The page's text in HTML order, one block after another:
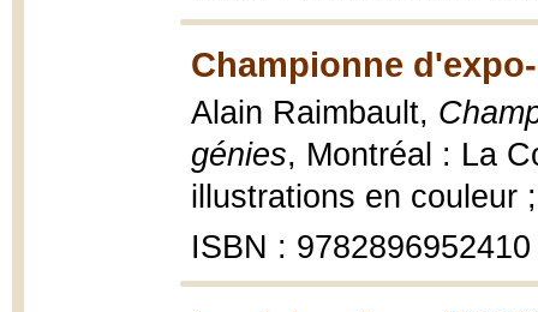
Championne
Alain Raimbault,
génies, Montréal : La
illustrations en couleur
ISBN : 9782896952410